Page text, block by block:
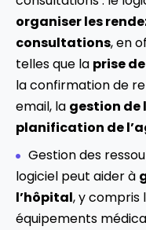
organiser les
consultations, en
telles que la prise
la confirmation de
email, la gestion de
planification de
Gestion des
logiciel peut aider à
l’hôpital, y compris
équipements